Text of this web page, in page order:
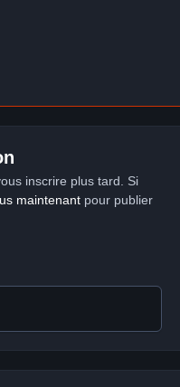
inscrire plus tard. Si
maintenantpour publier